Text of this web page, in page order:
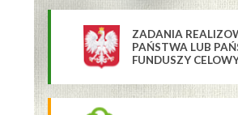
ZADANIA
PAŃSTWA LUB
FUNDUSZY